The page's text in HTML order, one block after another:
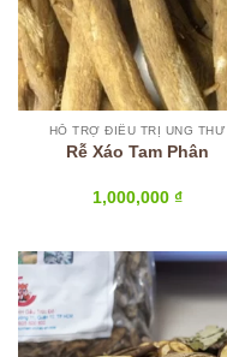
HỖ TRỢ ĐIỀU TRỊ UNG THƯ
Rễ Xáo Tam Phân
1,000,000 ₫